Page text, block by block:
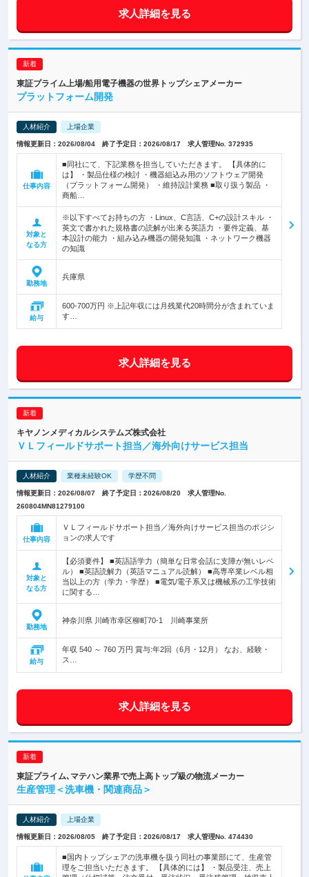
求人詳細を見る
東証プライム上場/船用電子機器の世界トップシェアメーカー
プラットフォーム開発
人材紹介 上場企業
情報更新日：2026/08/04 終了予定日：2026/08/17 求人管理No. 372935
仕事内容
■同社にて、下記業務を担当していただきます。 【具体的に
は】 ・製品仕様の検討 ・機器組込み用のソフトウェア開発
（プラットフォーム開発） ・維持設計業務 ■取り扱う製品 ・
商船…
対象と
なる方
※以下すべてお持ちの方 ・Linux、C言語、C+の設計スキル ・
英文で書かれた規格書の読解が出来る英語力 ・要件定義、基
本設計の能力 ・組み込み機器の開発知識 ・ネットワーク機器
の知識
勤務地
兵庫県
給与
600-700万円 ※上記年収には月残業代20時間分が含まれていま
す…
求人詳細を見る
キヤノンメディカルシステムズ株式会社
ＶＬフィールドサポート担当／海外向けサービス担当
人材紹介 業種未経験OK 学歴不問
情報更新日：2026/08/07 終了予定日：2026/08/20 求人管理No.
260804MN81279100
仕事内容
ＶＬフィールドサポート担当／海外向けサービス担当のポジシ
ョンの求人です
対象と
なる方
【必須要件】 ■英語語学力（簡単な日常会話に支障が無いレベ
ル） ■英語読解力（英語マニュアル読解） ■高専卒業レベル相
当以上の方（学力・学歴） ■電気/電子系又は機械系の工学技術
に関する…
勤務地
神奈川県 川崎市幸区柳町70-1 川崎事業所
給与
年収 540 ～ 760 万円 賞与:年2回（6月・12月） なお、経験・
ス…
求人詳細を見る
東証プライム､マテハン業界で売上高トップ級の物流メーカー
生産管理＜洗車機・関連商品＞
人材紹介 上場企業
情報更新日：2026/08/05 終了予定日：2026/08/17 求人管理No. 474430
■国内トップシェアの洗車機を扱う同社の事業部にて、生産管
理をご担当いただきます。 【具体的には】 ・製品受注、売上